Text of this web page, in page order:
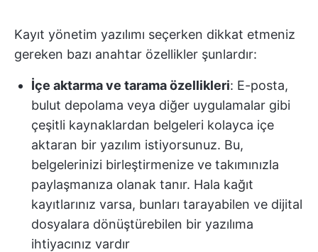
Kayıt yönetim yazılımı seçerken dikkat etmeniz
gereken bazı anahtar özellikler şunlardır:
İçe aktarma ve tarama özellikleri: E-posta,
bulut depolama veya diğer uygulamalar gibi
çeşitli kaynaklardan belgeleri kolayca içe
aktaran bir yazılım istiyorsunuz. Bu,
belgelerinizi birleştirmenize ve takımınızla
paylaşmanıza olanak tanır. Hala kağıt
kayıtlarınız varsa, bunları tarayabilen ve dijital
dosyalara dönüştürebilen bir yazılıma
ihtiyacınız vardır